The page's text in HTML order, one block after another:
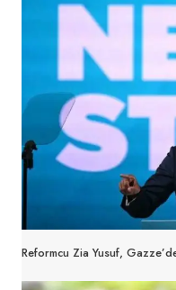
Reformcu Zia Yusuf,